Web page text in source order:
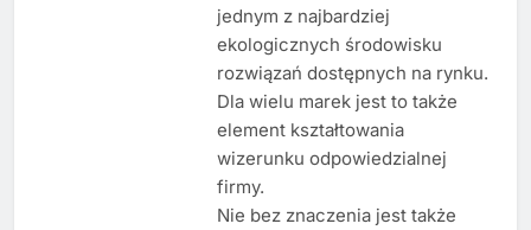
jednym z najbardziej
ekologicznych środowisku
rozwiązań dostępnych na rynku.
Dla wielu marek jest to także
element kształtowania
wizerunku odpowiedzialnej
firmy.
Nie bez znaczenia jest także